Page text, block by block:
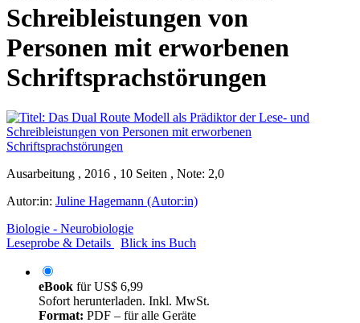
Schreibleistungen von
Personen mit erworbenen
Schriftsprachstörungen
Ausarbeitung , 2016 , 10 Seiten , Note: 2,0
Autor:in: Juline Hagemann (Autor:in)
Biologie - Neurobiologie
Leseprobe & Details
Blick ins Buch
eBook fürUS$ 6,99
Sofort herunterladen. Inkl. MwSt.
Format: PDF – für alle Geräte